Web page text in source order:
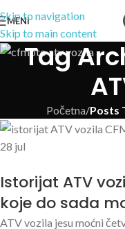
Skip to navigation
Skip to main content
MENI
Tag
Početna/Posts
28 jul
Istorijat ATV
koje do sada
ATV vozila jesu moćni